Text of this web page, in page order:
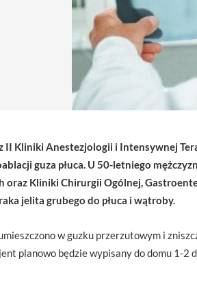
II Kliniki Anestezjologii i Intensywnej
guza płuca. U 50-letniego
Kliniki Chirurgii Ogólnej,
jelita grubego do płuca i wątroby.
w guzku przerzutowym i
planowo będzie wypisany do domu 1-2